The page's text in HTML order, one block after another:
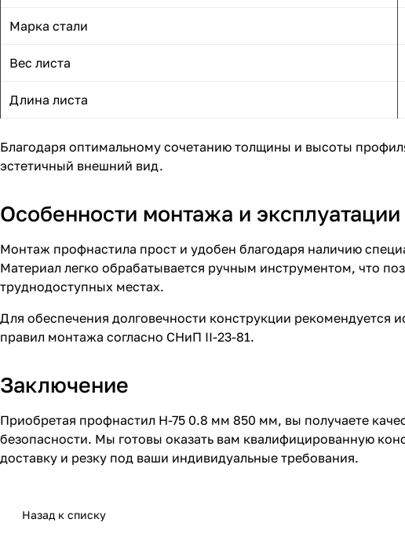
Марка стали
Вес листа
Длина листа
Благодаря оптимальному сочетанию толщины и высоты
эстетичный внешний вид.
Особенности монтажа и эксплуатации
Монтаж профнастила прост и удобен благодаря наличию
Материал легко обрабатывается ручным инструментом, что
труднодоступных местах.
Для обеспечения долговечности конструкции рекомендуется
правил монтажа согласно СНиП II-23-81.
Заключение
Приобретая профнастил Н-75 0.8 мм 850 мм, вы получаете
безопасности. Мы готовы оказать вам квалифицированную
доставку и резку под ваши индивидуальные требования.
Назад к списку